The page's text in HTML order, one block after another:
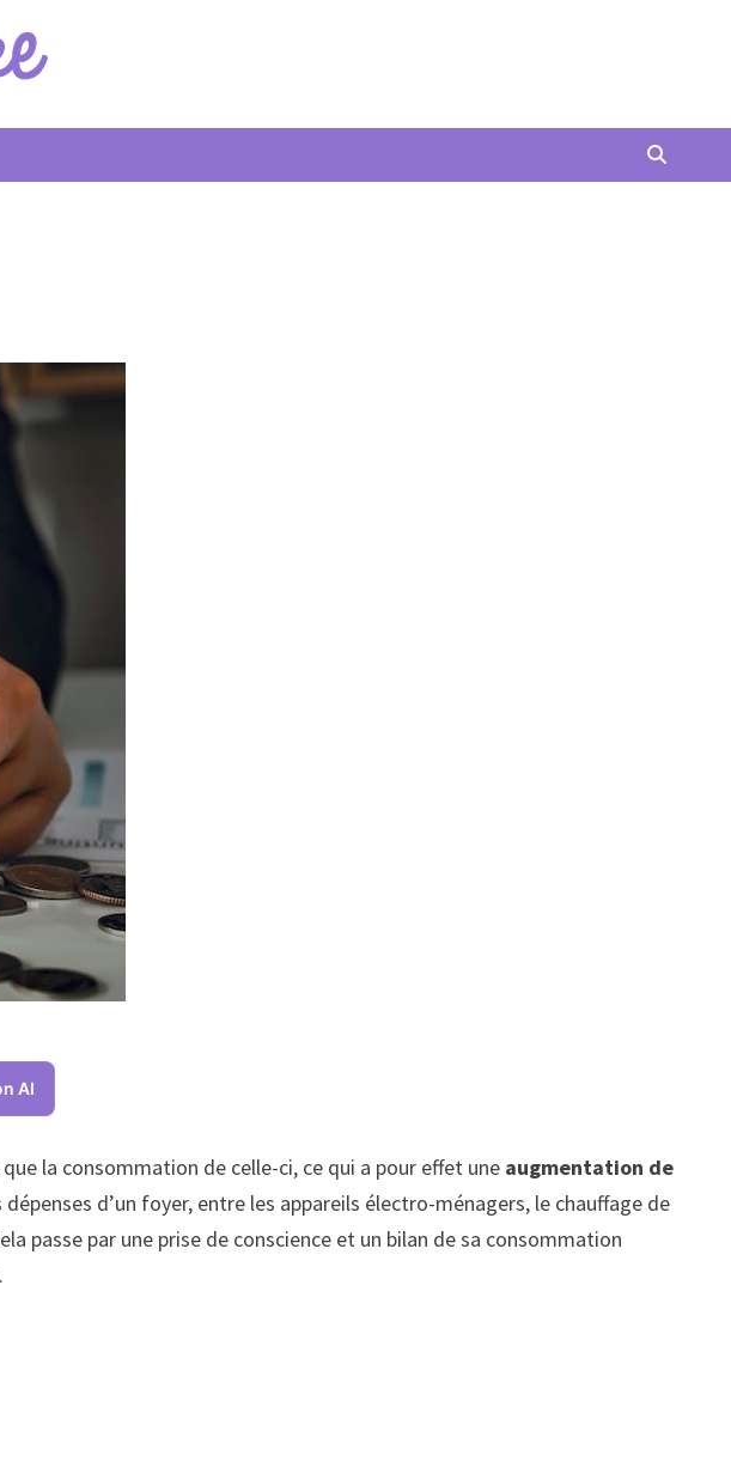
AI
la consommation de celle-ci, ce qui a pour effet une augmentation de
d’un foyer, entre les appareils électro-ménagers, le chauffage de
passe par une prise de conscience et un bilan de sa consommation